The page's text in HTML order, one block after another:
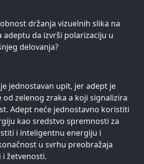
držanja vizuelnih slika na
adeptu da izvrši polarizaciju u
delovanja?
jednostavan upit, jer adept je
od zelenog zraka a koji signalizira
Adept neće jednostavno koristiti
kao sredstvo spremnosti za
i inteligentnu energiju i
u svrhu preobražaja
i žetvenosti.